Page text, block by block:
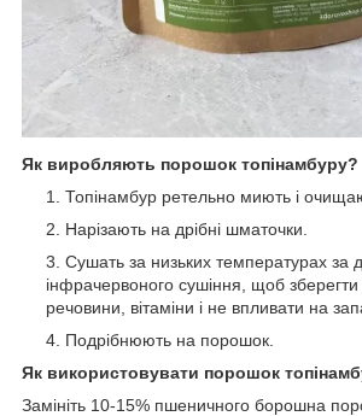
Як виробляють порошок топінамбуру?
Топінамбур ретельно миють і
Нарізають на дрібні шматочки.
Сушать за низьких температурах за
інфрачервоного сушіння, щоб зберегти
речовини, вітаміни і не впливати на
Подрібнюють на порошок.
Як використовувати порошок
Замініть 10-15% пшеничного борошна